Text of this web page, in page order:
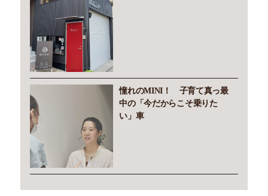
憧れのMINI！ 子育て真っ最
中の「今だからこそ乗りた
い」車